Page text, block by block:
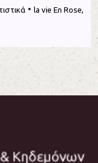
• la vie En Rose,